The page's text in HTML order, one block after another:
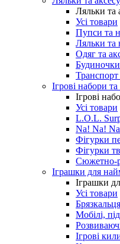
Ляльки та
Усі товари
Пупси та
Ляльки та
Одяг та
Будиночки
Транспорт
Ігрові набори
Ігрові
Усі товари
L.O.L.
Na! Na!
Фігурки
Фігурки
Сюжетно-
Іграшки для
Іграшки
Усі товари
Мобілі,
Ігрові